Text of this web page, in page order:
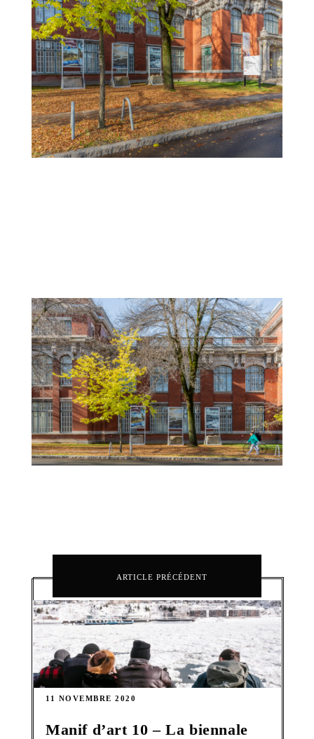
ARTICLE PRÉCÉDENT
11 NOVEMBRE 2020
Manif d’art 10 – La biennale